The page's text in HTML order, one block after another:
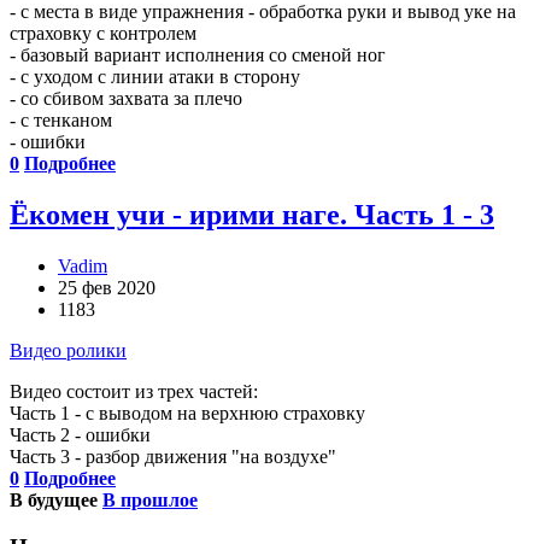
- с места в виде упражнения - обработка руки и вывод уке на
страховку с контролем
- базовый вариант исполнения со сменой ног
- с уходом с линии атаки в сторону
- со сбивом захвата за плечо
- с тенканом
- ошибки
0 Подробнее
Ёкомен учи - ирими наге. Часть 1 - 3
Vadim
25 фев 2020
1183
Видео ролики
Видео состоит из трех частей:
Часть 1 - с выводом на верхнюю страховку
Часть 2 - ошибки
Часть 3 - разбор движения "на воздухе"
0 Подробнее
В будущее В прошлое